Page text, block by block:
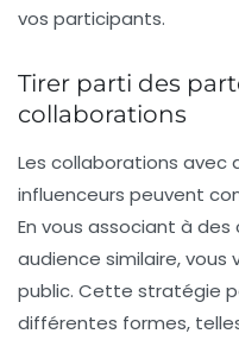
vos participants.
Tirer parti des
collaborations
Les collaborations avec
influenceurs peuvent
En vous associant à
audience similaire, vous
public. Cette stratégie
différentes formes,